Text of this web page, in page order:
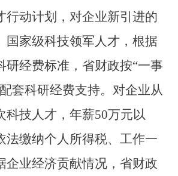
行动计划，对企业新引进的
国家级科技领军人才，根据
研经费标准，省财政按“一事
套科研经费支持。对企业从
科技人才，年薪50万元以
法缴纳个人所得税、工作一
企业经济贡献情况，省财政